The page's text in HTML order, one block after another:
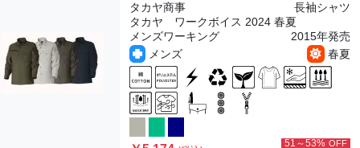
タカヤ商事
長袖シャツ
タカヤ ワークボイス 2024 春夏
メンズワーキング
2015年発売
メンズ
春夏
51～53% OFF